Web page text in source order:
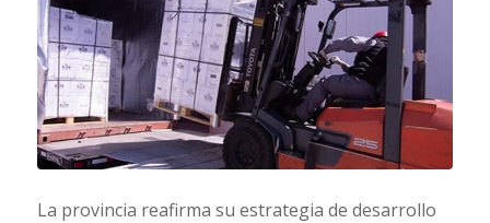
La provincia reafirma su estrategia de desarrollo